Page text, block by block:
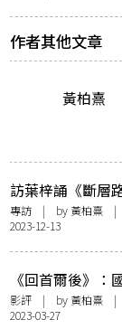
作者其他文章
黃柏熹
訪葉梓誦《斷層
徑》：一個
overthinker的溝通
指南
專訪 | by 黃柏熹 |
2023-12-13
《回首爾後》：
界是一道不會綻放
的傷痕
影評 | by 黃柏熹 |
2023-03-27